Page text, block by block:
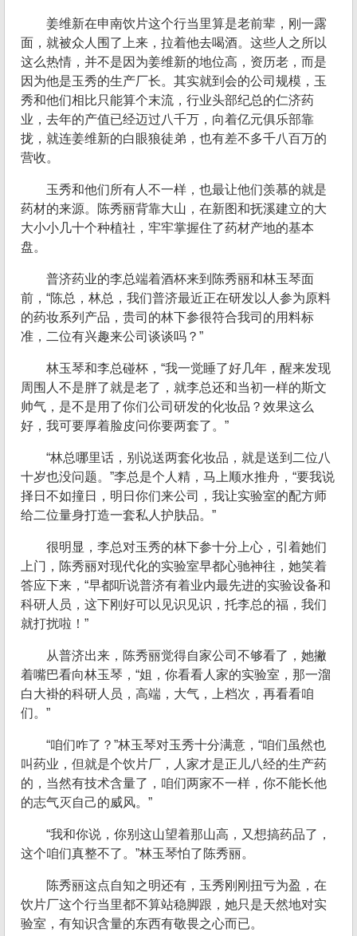
姜维新在申南饮片这个行当里算是老前辈，刚一露
面，就被众人围了上来，拉着他去喝酒。这些人之所以
这么热情，并不是因为姜维新的地位高，资历老，而是
因为他是玉秀的生产厂长。其实就到会的公司规模，玉
秀和他们相比只能算个末流，行业头部纪总的仁济药
业，去年的产值已经迈过八千万，向着亿元俱乐部靠
拢，就连姜维新的白眼狼徒弟，也有差不多千八百万的
营收。
玉秀和他们所有人不一样，也最让他们羡慕的就是
药材的来源。陈秀丽背靠大山，在新图和抚溪建立的大
大小小几十个种植社，牢牢掌握住了药材产地的基本
盘。
普济药业的李总端着酒杯来到陈秀丽和林玉琴面
前，“陈总，林总，我们普济最近正在研发以人参为原料
的药妆系列产品，贵司的林下参很符合我司的用料标
准，二位有兴趣来公司谈谈吗？”
林玉琴和李总碰杯，“我一觉睡了好几年，醒来发现
周围人不是胖了就是老了，就李总还和当初一样的斯文
帅气，是不是用了你们公司研发的化妆品？效果这么
好，我可要厚着脸皮问你要两套了。”
“林总哪里话，别说送两套化妆品，就是送到二位八
十岁也没问题。”李总是个人精，马上顺水推舟，“要我说
择日不如撞日，明日你们来公司，我让实验室的配方师
给二位量身打造一套私人护肤品。”
很明显，李总对玉秀的林下参十分上心，引着她们
上门，陈秀丽对现代化的实验室早都心驰神往，她笑着
答应下来，“早都听说普济有着业内最先进的实验设备和
科研人员，这下刚好可以见识见识，托李总的福，我们
就打扰啦！”
从普济出来，陈秀丽觉得自家公司不够看了，她撇
着嘴巴看向林玉琴，“姐，你看看人家的实验室，那一溜
白大褂的科研人员，高端，大气，上档次，再看看咱
们。”
“咱们咋了？”林玉琴对玉秀十分满意，“咱们虽然也
叫药业，但就是个饮片厂，人家才是正儿八经的生产药
的，当然有技术含量了，咱们两家不一样，你不能长他
的志气灭自己的威风。”
“我和你说，你别这山望着那山高，又想搞药品了，
这个咱们真整不了。”林玉琴怕了陈秀丽。
陈秀丽这点自知之明还有，玉秀刚刚扭亏为盈，在
饮片厂这个行当里都不算站稳脚跟，她只是天然地对实
验室，有知识含量的东西有敬畏之心而已。